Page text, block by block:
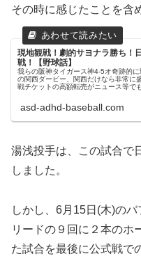
その時に感じたことを含
現地観戦！劇的サヨナラ勝ち！
戦！【野球話】
我らの阪神タイガース神4-5オ奇跡的
の関西ダービー、関西だけなら非常に
戦チケットの高額転売がニュース等で
asd-adhd-baseball.com
湯浅投手は、この試合で
しました。
しかし、6月15日(木)の
リードの９回に２本のホ
た試合を最後に公式戦で